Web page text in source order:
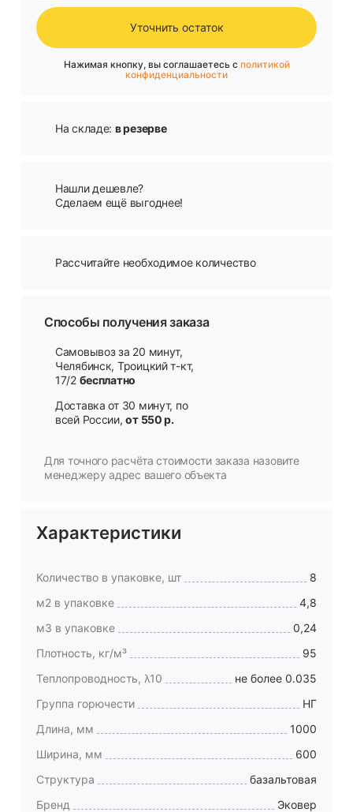
Уточнить остаток
Нажимая кнопку, вы соглашаетесь с политикой
конфиденциальности
На складе: в резерве
Нашли дешевле?
Сделаем ещё выгоднее!
Рассчитайте необходимое количество
Способы получения заказа
Самовывоз за 20 минут,
Челябинск, Троицкий т-кт,
17/2 бесплатно
Доставка от 30 минут, по
всей России,от 550 р.
Для точного расчёта стоимости заказа назовите
менеджеру адрес вашего объекта
Характеристики
Количество в упаковке, шт
8
м2 в упаковке
4,8
м3 в упаковке
0,24
Плотность, кг/м³
95
Теплопроводность, λ10
не более 0.035
Группа горючести
НГ
Длина, мм
1000
Ширина, мм
600
Структура
базальтовая
Бренд
Эковер